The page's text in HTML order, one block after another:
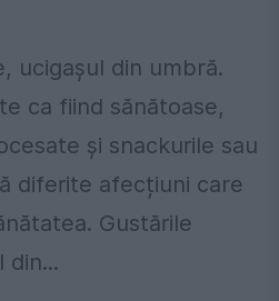
ucigașul din umbră.
ca fiind sănătoase,
și snackurile sau
diferite afecțiuni care
Gustările
din...